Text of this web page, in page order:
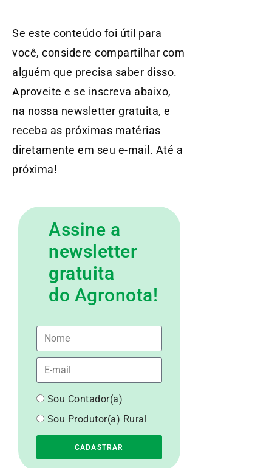
Se este conteúdo foi útil para
você, considere compartilhar com
alguém que precisa saber disso.
Aproveite e se inscreva abaixo,
na nossa newsletter gratuita, e
receba as próximas matérias
diretamente em seu e-mail. Até a
próxima!
Assine a
newsletter
gratuita
do Agronota!
Sou Contador(a)
Sou Produtor(a) Rural
CADASTRAR